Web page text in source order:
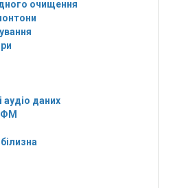
очищення
аудіо даних
ФМ